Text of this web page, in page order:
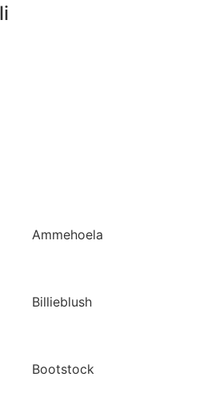
Ammehoela
Billieblush
Bootstock